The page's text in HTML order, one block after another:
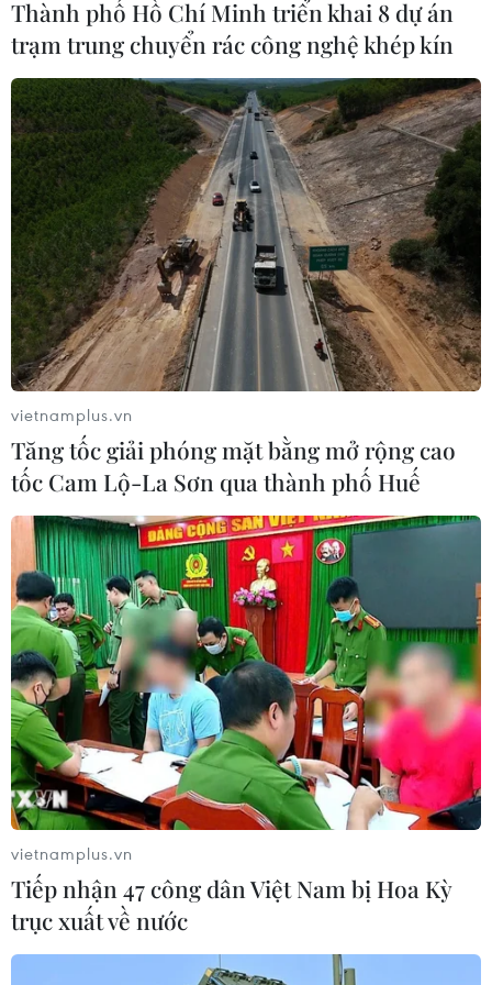
Đánh bom liều chết tại Pakistan, ít
nhất 7 người thiệt mạng
02/08/2026 22:41
Trung Quốc áp dụng quy định mới
về xử lý hình sự người vị thành niên
02/08/2026 12:56
Trung Quốc đề ra mục tiêu phát
triển sở hữu trí tuệ đến năm 2030
02/08/2026 11:17
Hàn Quốc ghi nhận mức nhiệt cao kỷ
lục 42,5 độ C tại thành phố Yangsan
02/08/2026 07:52
Nhật Bản điều chỉnh chính sách
năng lượng hạt nhân
01/08/2026 15:02
Xem thêm
Thành phố Hồ Chí Minh triển khai 8 dự án
trạm trung chuyển rác công nghệ khép kín
vietnamplus.vn
Tăng tốc giải phóng mặt bằng mở rộng cao
tốc Cam Lộ-La Sơn qua thành phố Huế
vietnamplus.vn
Tiếp nhận 47 công dân Việt Nam bị Hoa Kỳ
trục xuất về nước